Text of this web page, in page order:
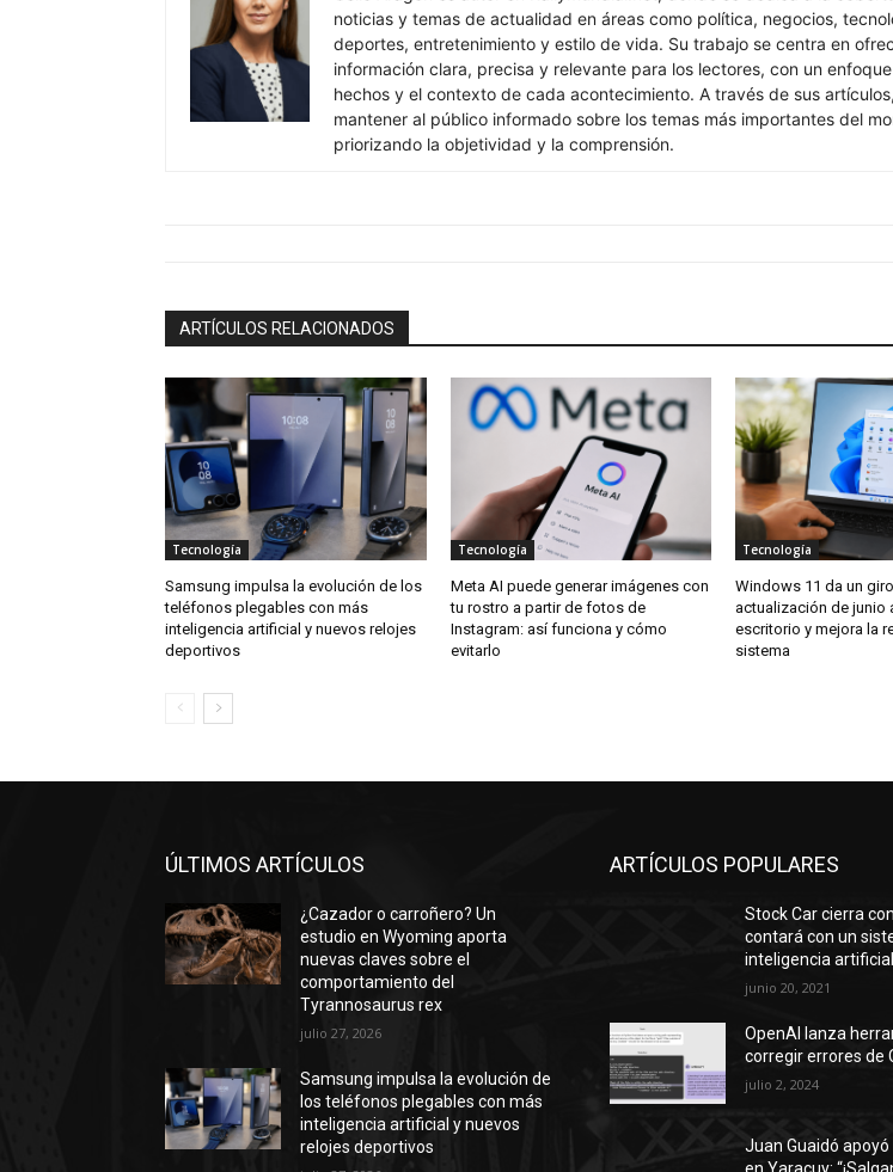
noticias y temas de actualidad en áreas como política, negocios,
deportes, entretenimiento y estilo de vida. Su trabajo se centra en
información clara, precisa y relevante para los lectores, con un
hechos y el contexto de cada acontecimiento. A través de sus
mantener al público informado sobre los temas más importantes del
priorizando la objetividad y la comprensión.
ARTÍCULOS RELACIONADOS
Tecnología
Samsung impulsa la evolución de los
teléfonos plegables con más
inteligencia artificial y nuevos relojes
deportivos
Tecnología
Meta AI puede generar imágenes con
tu rostro a partir de fotos de
Instagram: así funciona y cómo
evitarlo
Tecnología
Windows 11 da un
actualización de junio
escritorio y mejora la
sistema
ÚLTIMOS ARTÍCULOS
¿Cazador o carroñero? Un
estudio en Wyoming aporta
nuevas claves sobre el
comportamiento del
Tyrannosaurus rex
julio 27, 2026
Samsung impulsa la evolución de
los teléfonos plegables con más
inteligencia artificial y nuevos
relojes deportivos
ARTÍCULOS POPULARES
Stock Car cierra
contará con un
inteligencia artificial
junio 20, 2021
OpenAI lanza
corregir errores de
julio 2, 2024
Juan Guaidó